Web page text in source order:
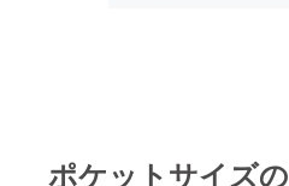
ポケットサイズの